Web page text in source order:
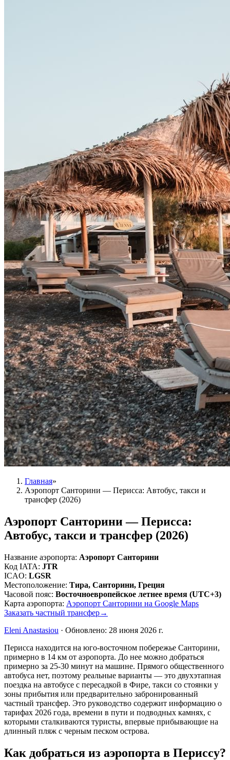
Главная»
Аэропорт Санторини — Перисса: Автобус, такси и
трансфер (2026)
Аэропорт Санторини — Перисса:
Автобус, такси и трансфер (2026)
Название аэропорта: Аэропорт Санторини
Код IATA: JTR
ICAO: LGSR
Местоположение: Тира, Санторини, Греция
Часовой пояс: Восточноевропейское летнее время (UTC+3)
Карта аэропорта: Аэропорт Санторини на Google Maps
Заказать частный трансфер→
Eleni Anastasiou · Обновлено: 28 июня 2026 г.
Перисса находится на юго-восточном побережье Санторини,
примерно в 14 км от аэропорта. До нее можно добраться
примерно за 25-30 минут на машине. Прямого общественного
автобуса нет, поэтому реальные варианты — это двухэтапная
поездка на автобусе с пересадкой в Фире, такси со стоянки у
зоны прибытия или предварительно забронированный
частный трансфер. Это руководство содержит информацию о
тарифах 2026 года, времени в пути и подводных камнях, с
которыми сталкиваются туристы, впервые прибывающие на
длинный пляж с черным песком острова.
Как добраться из аэропорта в Периссу?